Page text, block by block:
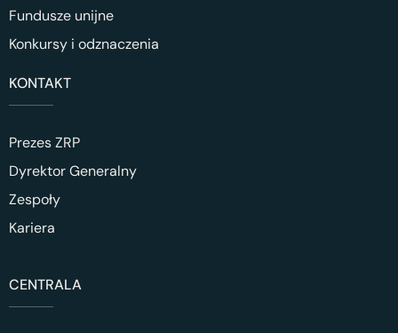
Fundusze unijne
Konkursy i odznaczenia
KONTAKT
Prezes ZRP
Dyrektor Generalny
Zespoły
Kariera
CENTRALA